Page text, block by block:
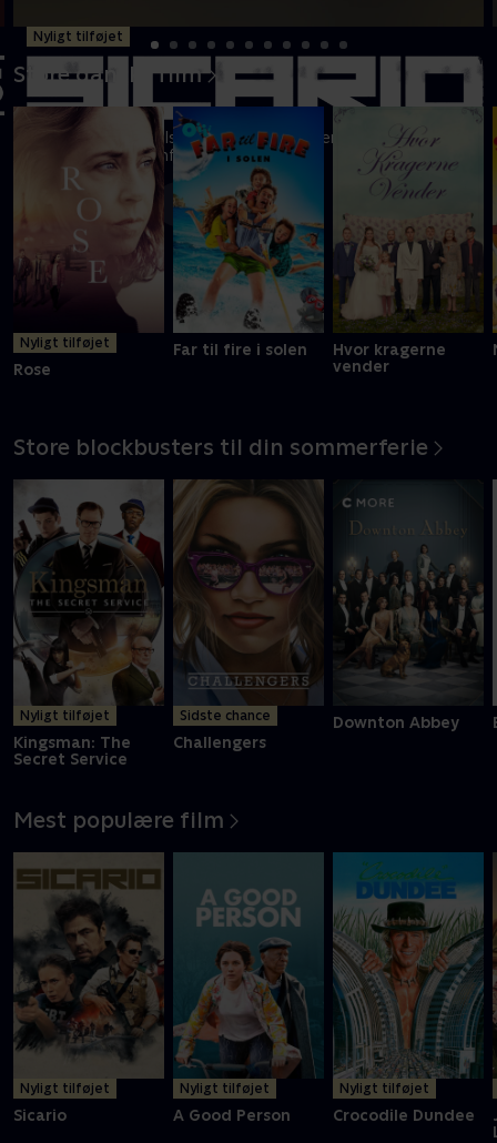
Nyligt tilføjet
En FBI-agent må tilsidesætte sine værdier for at overleve i
prisbelønnet actionfilm
Mere info
Store danske film
Nyligt tilføjet
Rose
Far til fire i solen
Hvor kragerne
vender
Store blockbusters til din sommerferie
Nyligt tilføjet
Kingsman: The
Secret Service
Sidste chance
Challengers
Downton Abbey
Mest populære film
Nyligt tilføjet
Sicario
Nyligt tilføjet
A Good Person
Nyligt tilføjet
Crocodile Dundee